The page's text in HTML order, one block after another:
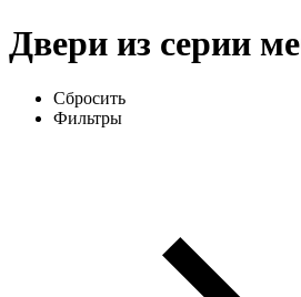
Двери из серии
Сбросить
Фильтры